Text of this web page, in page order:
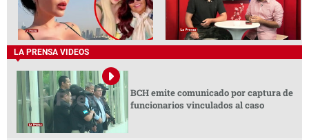
LA PRENSA VIDEOS
BCH emite comunicado por captura de
funcionarios vinculados al caso